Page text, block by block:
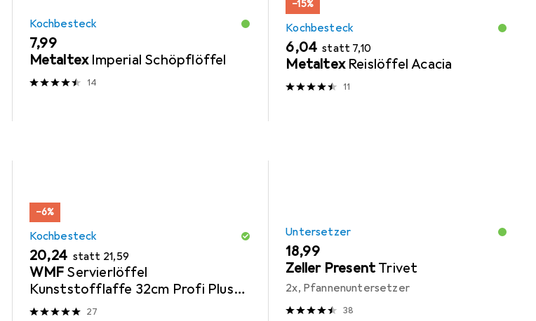
Kochbesteck
EUR
7,99
Metaltex Imperial Schöpflöffel
14
−15%
Kochbesteck
EUR
6,04 statt EUR
7,10
Metaltex Reislöffel Acacia
11
−6%
Kochbesteck
EUR
20,24 statt EUR
21,59
WMF Servierlöffel
Kunststofflaffe 32cm Profi Plus
Edelstahl hitzebeständig bis
27
Untersetzer
EUR
18,99
Zeller PresentTrivet
2x, Pfannenuntersetzer
38